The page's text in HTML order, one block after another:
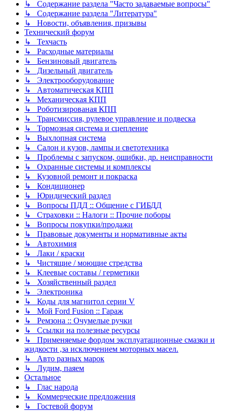
↳ Содержание раздела "Часто задаваемые вопросы"
↳ Содержание раздела "Литература"
↳ Новости, объявления, призывы
Технический форум
↳ Техчасть
↳ Расходные материалы
↳ Бензиновый двигатель
↳ Дизельный двигатель
↳ Электрооборудование
↳ Автоматическая КПП
↳ Механическая КПП
↳ Роботизированая КПП
↳ Трансмиссия, рулевое управление и подвеска
↳ Тормозная система и сцепление
↳ Выхлопная система
↳ Салон и кузов, лампы и светотехника
↳ Проблемы с запуском, ошибки, др. неисправности
↳ Охранные системы и комплексы
↳ Кузовной ремонт и покраска
↳ Кондиционер
↳ Юридический раздел
↳ Вопросы ПДД :: Общение с ГИБДД
↳ Страховки :: Налоги :: Прочие поборы
↳ Вопросы покупки/продажи
↳ Правовые документы и нормативные акты
↳ Автохимия
↳ Лаки / краски
↳ Чистящие / моющие стредства
↳ Клеевые составы / герметики
↳ Хозяйственный раздел
↳ Электроника
↳ Коды для магнитол серии V
↳ Мой Ford Fusion :: Гараж
↳ Ремзона :: Очумелые ручки
↳ Ссылки на полезные ресурсы
↳ Применяемые фордом эксплуатационные смазки и
жидкости ,за исключением моторных масел.
↳ Авто разных марок
↳ Лудим, паяем
Остальное
↳ Глас народа
↳ Коммерческие предложения
↳ Гостевой форум